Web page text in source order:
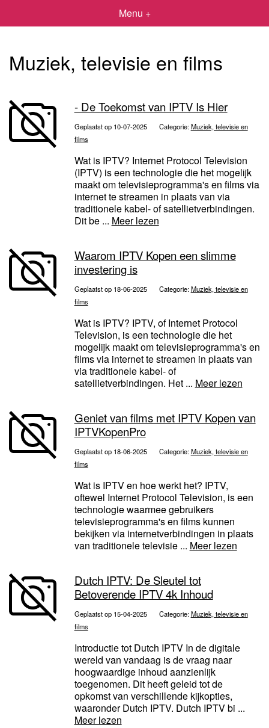
Menu +
Muziek, televisie en films
- De Toekomst van IPTV Is Hier
Geplaatst op 10-07-2025 Categorie:Muziek, televisie en
films
Wat is IPTV? Internet Protocol Television
(IPTV) is een technologie die het mogelijk
maakt om televisieprogramma's en films via
internet te streamen in plaats van via
traditionele kabel- of satellietverbindingen.
Dit be ... Meer lezen
Waarom IPTV Kopen een slimme
investering is
Geplaatst op 18-06-2025 Categorie:Muziek, televisie en
films
Wat is IPTV? IPTV, of Internet Protocol
Television, is een technologie die het
mogelijk maakt om televisieprogramma's en
films via internet te streamen in plaats van
via traditionele kabel- of
satellietverbindingen. Het ... Meer lezen
Geniet van films met IPTV Kopen van
IPTVKopenPro
Geplaatst op 18-06-2025 Categorie:Muziek, televisie en
films
Wat is IPTV en hoe werkt het? IPTV,
oftewel Internet Protocol Television, is een
technologie waarmee gebruikers
televisieprogramma's en films kunnen
bekijken via internetverbindingen in plaats
van traditionele televisie ... Meer lezen
Dutch IPTV: De Sleutel tot
Betoverende IPTV 4k Inhoud
Geplaatst op 15-04-2025 Categorie:Muziek, televisie en
films
Introductie tot Dutch IPTV In de digitale
wereld van vandaag is de vraag naar
hoogwaardige inhoud aanzienlijk
toegenomen. Dit heeft geleid tot de
opkomst van verschillende kijkopties,
waaronder Dutch IPTV. Dutch IPTV bi ...
Meer lezen